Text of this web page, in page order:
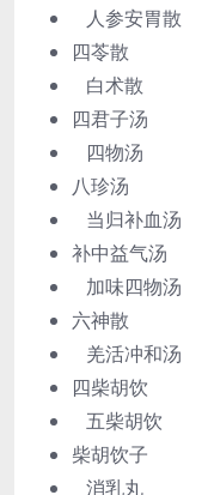
人参安胃散
四苓散
白术散
四君子汤
四物汤
八珍汤
当归补血汤
补中益气汤
加味四物汤
六神散
羌活冲和汤
四柴胡饮
五柴胡饮
柴胡饮子
消乳丸